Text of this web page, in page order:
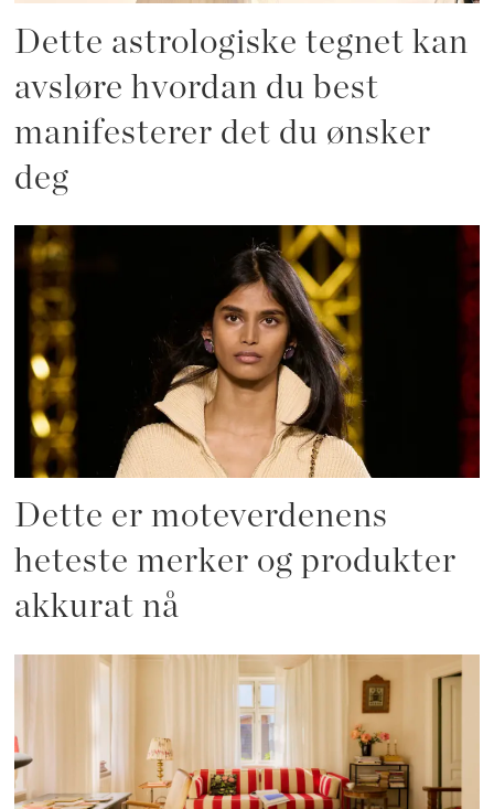
Dette astrologiske tegnet kan
avsløre hvordan du best
manifesterer det du ønsker
deg
Dette er moteverdenens
heteste merker og produkter
akkurat nå